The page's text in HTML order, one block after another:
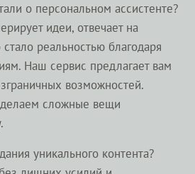
о персональном ассистенте?
идеи, отвечает на
реальностью благодаря
Наш сервис предлагает вам
возможностей.
сложные вещи
уникального контента?